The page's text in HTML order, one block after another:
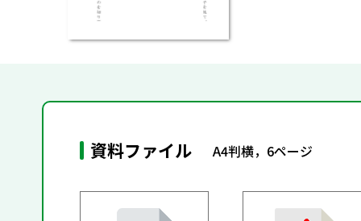
資料ファイル A4判横，6ページ